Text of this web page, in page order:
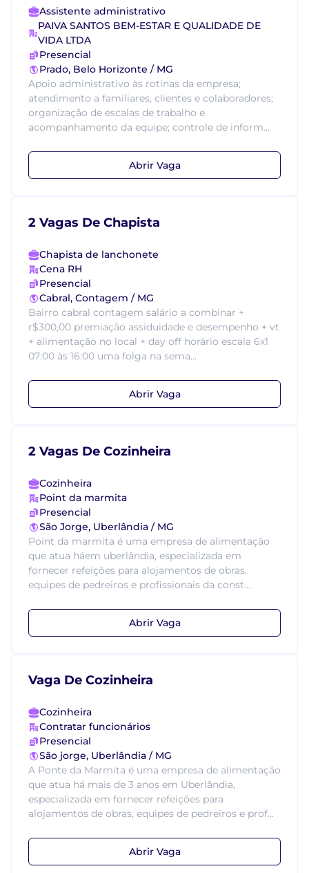
Assistente administrativo
PAIVA SANTOS BEM-ESTAR E QUALIDADE DE
VIDA LTDA
Presencial
Prado, Belo Horizonte / MG
Apoio administrativo às rotinas da empresa;
atendimento a familiares, clientes e colaboradores;
organização de escalas de trabalho e
acompanhamento da equipe; controle de inform...
Abrir Vaga
2 Vagas De Chapista
Chapista de lanchonete
Cena RH
Presencial
Cabral, Contagem / MG
Bairro cabral contagem salário a combinar +
r$300,00 premiação assiduidade e desempenho + vt
+ alimentação no local + day off horário escala 6x1
07:00 às 16:00 uma folga na sema...
Abrir Vaga
2 Vagas De Cozinheira
Cozinheira
Point da marmita
Presencial
São Jorge, Uberlândia / MG
Point da marmita é uma empresa de alimentação
que atua háem uberlândia, especializada em
fornecer refeições para alojamentos de obras,
equipes de pedreiros e profissionais da const...
Abrir Vaga
Vaga De Cozinheira
Cozinheira
Contratar funcionários
Presencial
São jorge, Uberlândia / MG
A Ponte da Marmita é uma empresa de alimentação
que atua há mais de 3 anos em Uberlândia,
especializada em fornecer refeições para
alojamentos de obras, equipes de pedreiros e prof...
Abrir Vaga